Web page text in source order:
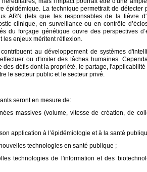
épidémique. La technique permettrait de détecter
ARN (tels que les responsables de la fièvre
clinique, en surveillance ou en contrôle
du forçage génétique ouvre des perspectives
les enjeux méritent réflexion.
au développement de systèmes
ou d'imiter des tâches humaines.
des défis dont la propriété, le partage,
le secteur public et le secteur privé.
seront en mesure de:
massives (volume, vitesse de création, de
application à l’épidémiologie et à la santé
technologies en santé publique ;
technologies de l'information et des